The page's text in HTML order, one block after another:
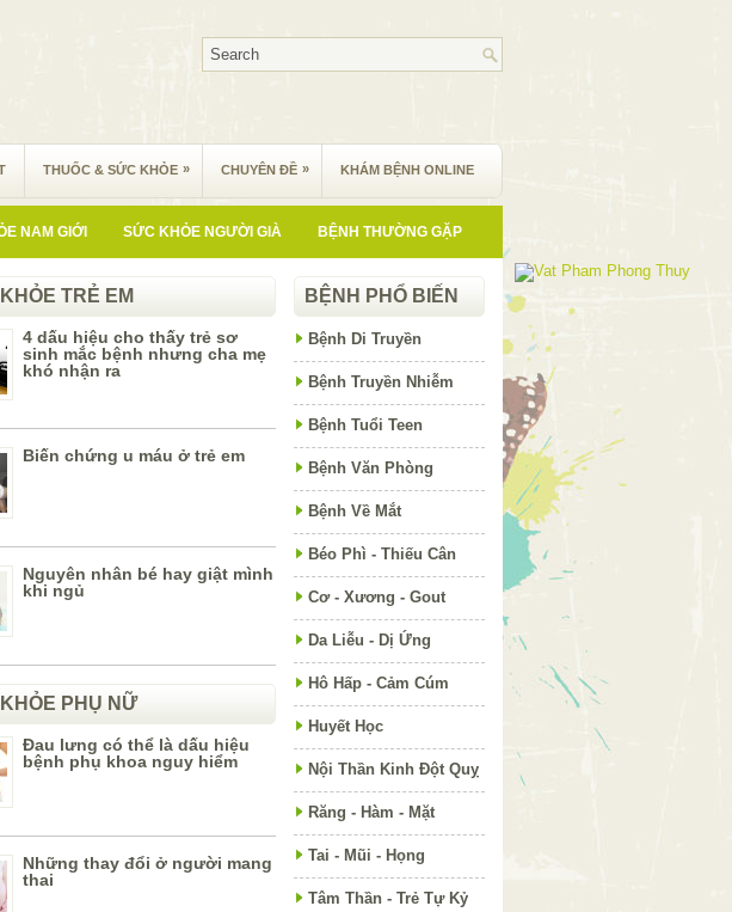
THUỐC & SỨC KHỎE » CHUYÊN ĐỀ » KHÁM BỆNH ONLINE
NAM GIỚI SỨC KHỎE NGƯỜI GIÀ BỆNH THƯỜNG GẶP
TRẺ EM
4 dấu hiệu cho thấy trẻ sơ
sinh mắc bệnh nhưng cha mẹ
khó nhận ra
Biến chứng u máu ở trẻ em
Nguyên nhân bé hay giật mình
khi ngủ
PHỤ NỮ
Đau lưng có thể là dấu hiệu
bệnh phụ khoa nguy hiểm
Những thay đổi ở người mang
thai
BỆNH PHỔ BIẾN
Bệnh Di Truyền
Bệnh Truyền Nhiễm
Bệnh Tuổi Teen
Bệnh Văn Phòng
Bệnh Về Mắt
Béo Phì - Thiếu Cân
Cơ - Xương - Gout
Da Liễu - Dị Ứng
Hô Hấp - Cảm Cúm
Huyết Học
Nội Thần Kinh Đột Quỵ
Răng - Hàm - Mặt
Tai - Mũi - Họng
Tâm Thần - Trẻ Tự Kỷ